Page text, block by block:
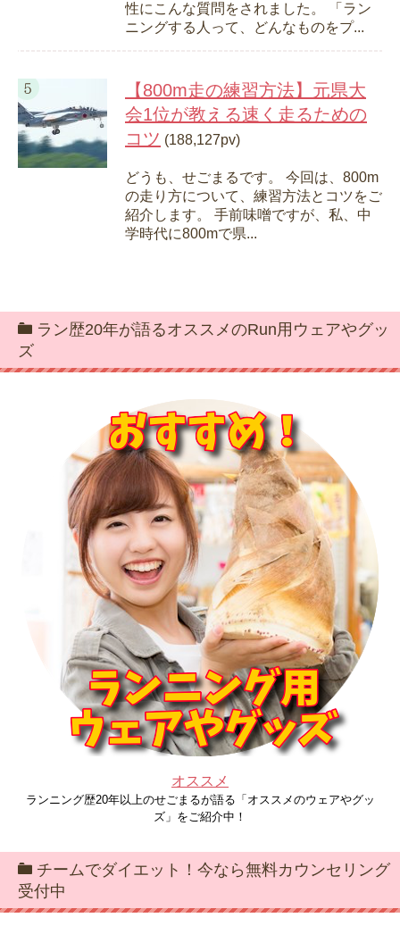
性にこんな質問をされました。 「ラン
ニングする人って、どんなものをプ...
【800m走の練習方法】元県大
会1位が教える速く走るための
コツ (188,127pv)
どうも、せごまるです。 今回は、800m
の走り方について、練習方法とコツをご
紹介します。 手前味噌ですが、私、中
学時代に800mで県...
ラン歴20年が語るオススメのRun用ウェアやグッ
ズ
オススメ
ランニング歴20年以上のせごまるが語る「オススメのウェアやグッ
ズ」をご紹介中！
チームでダイエット！今なら無料カウンセリング
受付中